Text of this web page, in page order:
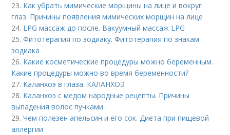
23. Как убрать мимические морщины на лице и вокруг
глаз. Причины появления мимических морщин на лице
24. LPG массаж до после. Вакуумный массаж LPG
25.Фитотерапия по зодиаку. Фитотерапия по знакам
зодиака
26. Какие косметические процедуры можно беременным.
Какие процедуры можно во время беременности?
27. Каланхоэ в глаза. КАЛАНХОЭ
28. Каланхоэ с медом народные рецепты. Причины
выпадения волос пучками
29.Чем полезен апельсин и его сок. Диета при пищевой
аллергии